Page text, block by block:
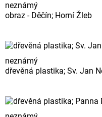
neznámý
obraz - Děčín; Horní Žleb
neznámý
dřevěná plastika; Sv. Jan